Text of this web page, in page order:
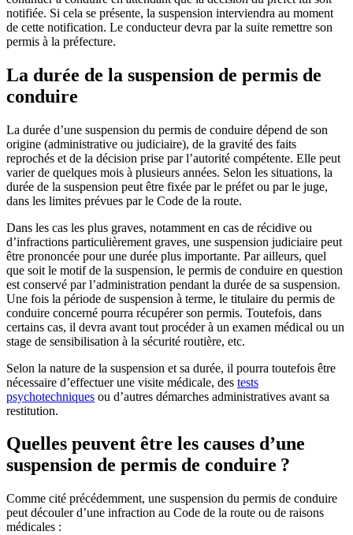
notifiée. Si cela se présente, la suspension interviendra au moment
de cette notification. Le conducteur devra par la suite remettre son
permis à la préfecture.
La durée de la suspension de permis de
conduire
La durée d’une suspension du permis de conduire dépend de son
origine (administrative ou judiciaire), de la gravité des faits
reprochés et de la décision prise par l’autorité compétente. Elle peut
varier de quelques mois à plusieurs années. Selon les situations, la
durée de la suspension peut être fixée par le préfet ou par le juge,
dans les limites prévues par le Code de la route.
Dans les cas les plus graves, notamment en cas de récidive ou
d’infractions particulièrement graves, une suspension judiciaire peut
être prononcée pour une durée plus importante. Par ailleurs, quel
que soit le motif de la suspension, le permis de conduire en question
est conservé par l’administration pendant la durée de sa suspension.
Une fois la période de suspension à terme, le titulaire du permis de
conduire concerné pourra récupérer son permis. Toutefois, dans
certains cas, il devra avant tout procéder à un examen médical ou un
stage de sensibilisation à la sécurité routière, etc.
Selon la nature de la suspension et sa durée, il pourra toutefois être
nécessaire d’effectuer une visite médicale, des tests
psychotechniques ou d’autres démarches administratives avant sa
restitution.
Quelles peuvent être les causes d’une
suspension de permis de conduire ?
Comme cité précédemment, une suspension du permis de conduire
peut découler d’une infraction au Code de la route ou de raisons
médicales :